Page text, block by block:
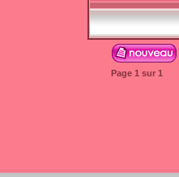
Page 1 sur 1